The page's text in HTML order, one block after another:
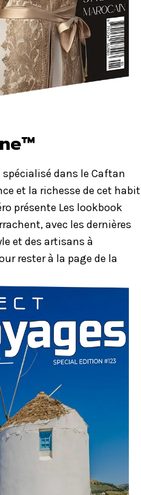
dans le Caftan
et la richesse de cet habit
présente Les lookbook
avec les dernières
et des artisans à
rester à la page de la